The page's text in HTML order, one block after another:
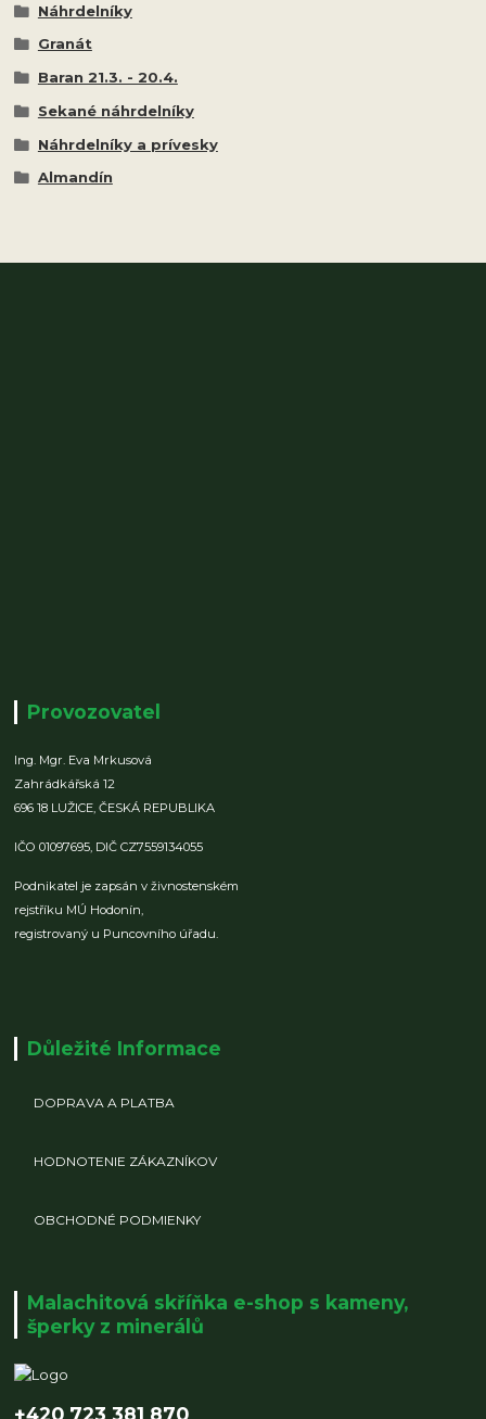
Náhrdelníky
Granát
Baran 21.3. - 20.4.
Sekané náhrdelníky
Náhrdelníky a prívesky
Almandín
Provozovatel
Ing. Mgr. Eva Mrkusová
Zahrádkářská 12
696 18 LUŽICE,ČESKÁ REPUBLIKA
IČO 01097695, DIČ CZ7559134055
Podnikatel je zapsán v živnostenském
rejstříku MÚ Hodonín,
registrovaný u Puncovního úřadu.
Důležité Informace
DOPRAVA A PLATBA
HODNOTENIE ZÁKAZNÍKOV
OBCHODNÉ PODMIENKY
Malachitová skříňka e-shop s kameny,
šperky z minerálů
+420 723 381 870